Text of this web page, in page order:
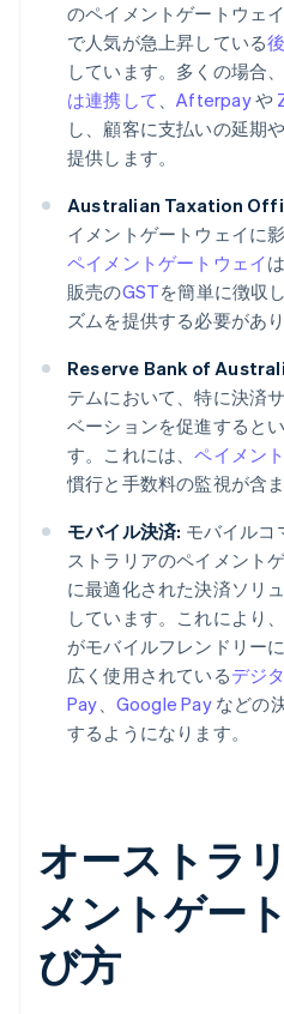
のペイメントゲートウェ
で人気が急上昇している
しています。多くの場合
は連携して 、Afterpayや
し、顧客に支払いの延期
提供します。
Australian Taxation
イメントゲートウェイに
ペイメントゲートウェイ
販売のGSTを簡単に徴収
ズムを提供する必要があり
Reserve Bank of
テムにおいて、特に決済
ベーションを促進すると
す。これには、ペイメン
慣行と手数料の監視が含ま
モバイル決済: モバイルコ
ストラリアのペイメント
に最適化された決済ソリ
しています。これにより
がモバイルフレンドリー
広く使用されているデジ
Pay、 Google Payなどの
するようになります。
オーストラ
メントゲー
び方